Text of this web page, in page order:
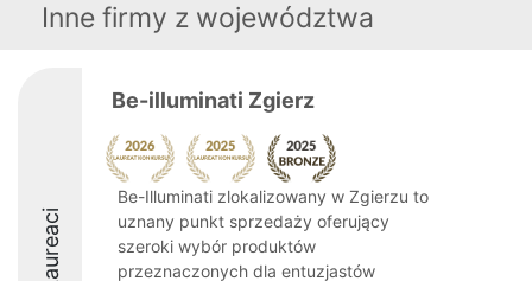
Inne firmy z województwa
Laureaci
Be-illuminati Zgierz
Be-Illuminati zlokalizowany w Zgierzu to
uznany punkt sprzedaży oferujący
szeroki wybór produktów
przeznaczonych dla entuzjastów